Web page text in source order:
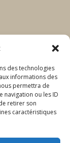
des technologies
informations des
permettra de
navigation ou les ID
retirer son
caractéristiques
au grand